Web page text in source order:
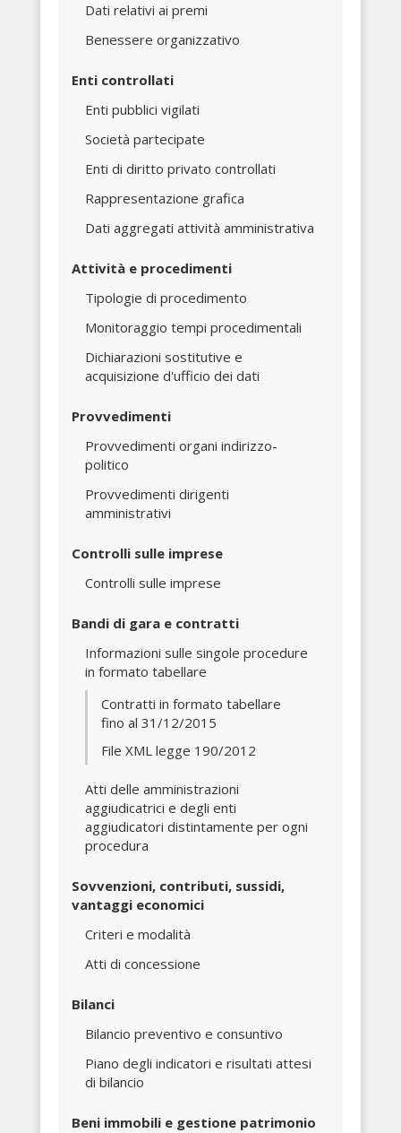
Dati relativi ai premi
Benessere organizzativo
Enti controllati
Enti pubblici vigilati
Società partecipate
Enti di diritto privato controllati
Rappresentazione grafica
Dati aggregati attività amministrativa
Attività e procedimenti
Tipologie di procedimento
Monitoraggio tempi procedimentali
Dichiarazioni sostitutive e
acquisizione d'ufficio dei dati
Provvedimenti
Provvedimenti organi indirizzo-
politico
Provvedimenti dirigenti
amministrativi
Controlli sulle imprese
Controlli sulle imprese
Bandi di gara e contratti
Informazioni sulle singole procedure
in formato tabellare
Contratti in formato tabellare
fino al 31/12/2015
File XML legge 190/2012
Atti delle amministrazioni
aggiudicatrici e degli enti
aggiudicatori distintamente per ogni
procedura
Sovvenzioni, contributi, sussidi,
vantaggi economici
Criteri e modalità
Atti di concessione
Bilanci
Bilancio preventivo e consuntivo
Piano degli indicatori e risultati attesi
di bilancio
Beni immobili e gestione patrimonio